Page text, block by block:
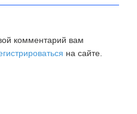
комментарий вам
на сайте.